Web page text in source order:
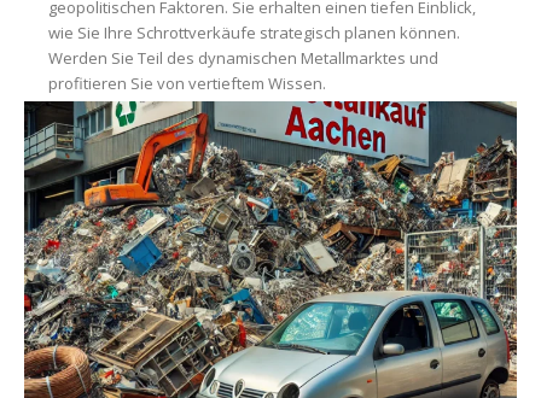
geopolitischen Faktoren. Sie erhalten einen tiefen Einblick,
wie Sie Ihre Schrottverkäufe strategisch planen können.
Werden Sie Teil des dynamischen Metallmarktes und
profitieren Sie von vertieftem Wissen.